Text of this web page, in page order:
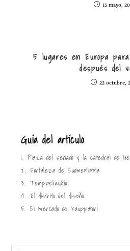
15 mayo,
5 lugares en Europa
después del
22 octubre,
Guía del artículo
1. Plaza del senado y la catedral de
2. Fortaleza de Suomenlinna
3. Temppeliaukio
4. El distrito del diseño
5. El mercado de Kauppatori